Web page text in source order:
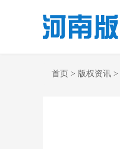
首页 > 版权资讯 >